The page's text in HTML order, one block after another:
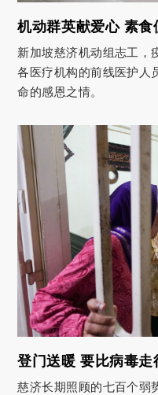
机动群英献爱心 素食
新加坡慈济机动组志工，
各医疗机构的前线医护人
命的感恩之情。
登门送暖 要比病毒走
慈济长期照顾的七百个弱